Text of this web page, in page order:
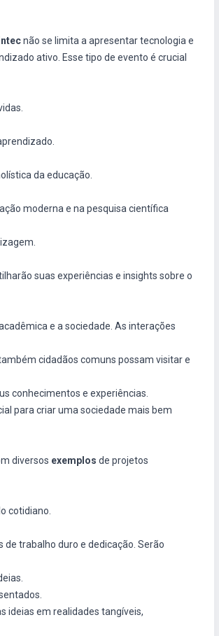
não se limita a apresentar tecnologia e
ativo. Esse tipo de evento é crucial
da educação.
moderna e na pesquisa científica
suas experiências e insights sobre o
e a sociedade. As interações
cidadãos comuns possam visitar e
conhecimentos e experiências.
para criar uma sociedade mais bem
diversos exemplos de projetos
cotidiano.
de trabalho duro e dedicação. Serão
ideias em realidades tangíveis,